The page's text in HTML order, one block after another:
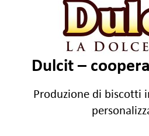
Dulcit –
Produzione di biscotti